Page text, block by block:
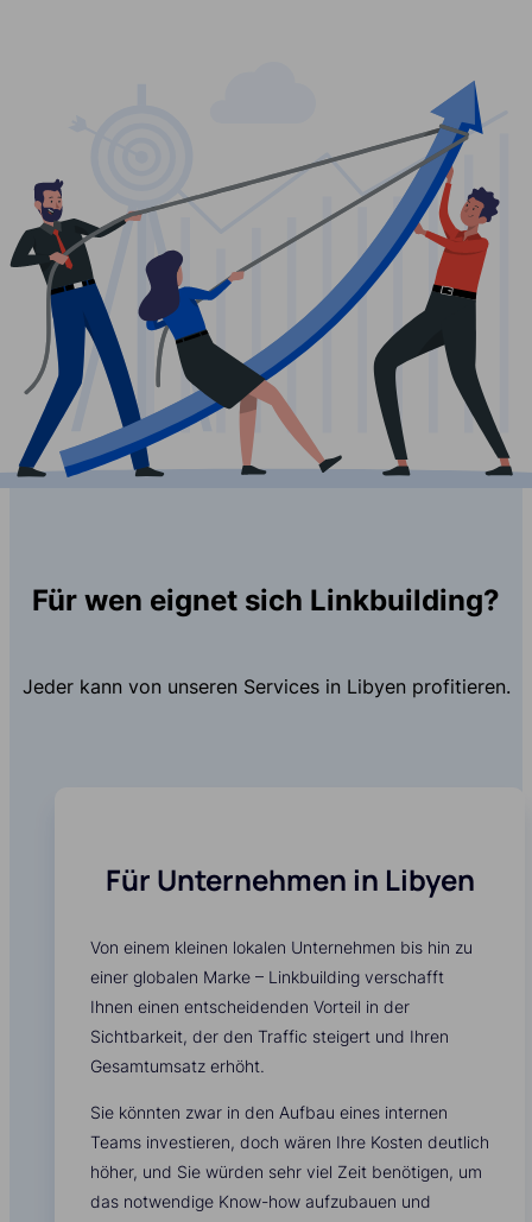
Für wen eignet sich Linkbuilding?
Jeder kann von unseren Services in Libyen profitieren.
Für Unternehmen in Libyen
Von einem kleinen lokalen Unternehmen bis hin zu
einer globalen Marke – Linkbuilding verschafft
Ihnen einen entscheidenden Vorteil in der
Sichtbarkeit, der den Traffic steigert und Ihren
Gesamtumsatz erhöht.
Sie könnten zwar in den Aufbau eines internen
Teams investieren, doch wären Ihre Kosten deutlich
höher, und Sie würden sehr viel Zeit benötigen, um
das notwendige Know-how aufzubauen und